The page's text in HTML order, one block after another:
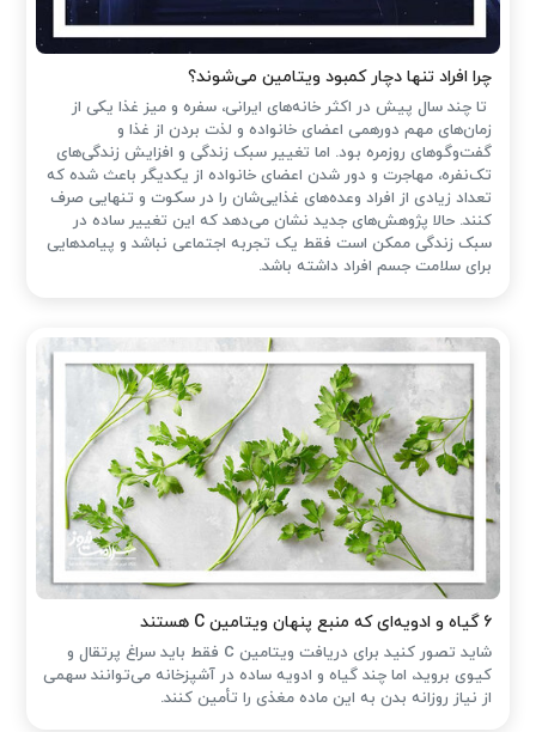
چرا افراد تنها دچار کمبود ویتامین می‌شوند؟
تا چند سال پیش در اکثر خانه‌های ایرانی، سفره و میز غذا یکی از
زمان‌های مهم دورهمی اعضای خانواده و لذت بردن از غذا و
گفت‌وگوهای روزمره بود. اما تغییر سبک زندگی و افزایش زندگی‌های
تک‌نفره، مهاجرت و دور شدن اعضای خانواده از یکدیگر باعث شده که
تعداد زیادی از افراد وعده‌های غذایی‌شان را در سکوت و تنهایی صرف
کنند. حالا پژوهش‌های جدید نشان می‌دهد که این تغییر ساده در
سبک زندگی ممکن است فقط یک تجربه اجتماعی نباشد و پیامدهایی
برای سلامت جسم افراد داشته باشد.
۶ گیاه و ادویه‌ای که منبع پنهان ویتامین C هستند
شاید تصور کنید برای دریافت ویتامین C فقط باید سراغ پرتقال و
کیوی بروید، اما چند گیاه و ادویه ساده در آشپزخانه می‌توانند سهمی
از نیاز روزانه بدن به این ماده مغذی را تأمین کنند.